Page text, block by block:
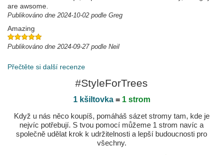
are awsome.
Publikováno dne 2024-10-02 podle Greg
Amazing
Publikováno dne 2024-09-27 podle Neil
Přečtěte si další recenze
#StyleForTrees
1 kšiltovka= 1 strom
Když u nás něco koupíš, pomáháš sázet stromy tam, kde je
nejvíc potřebují. S tvou pomocí můžeme 1 strom navíc a
společně udělat krok k udržitelnosti a lepší budoucnosti pro
všechny.